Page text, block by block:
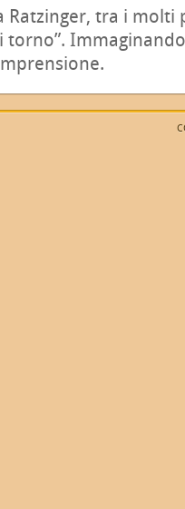
Ratzinger, tra i molti
torno”.